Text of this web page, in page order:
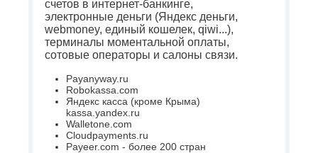
счетов в интернет-банкинге,
электронные деньги (Яндекс деньги,
webmoney, единый кошелек, qiwi...),
терминалы моментальной оплаты,
сотовые операторы и салоны связи.
Payanyway.ru
Robokassa.com
Яндекс касса (кроме Крыма)
kassa.yandex.ru
Walletone.com
Cloudpayments.ru
Payeer.com - более 200 стран